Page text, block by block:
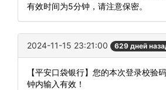
有效时间为5分钟，请注意保密。
2024-11-15 23:21:00 629 дней
【平安口袋银行】您的本次登录校验
钟内输入有效！